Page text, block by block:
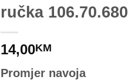
ručka 106.70.680
14,00KM
Promjer navoja